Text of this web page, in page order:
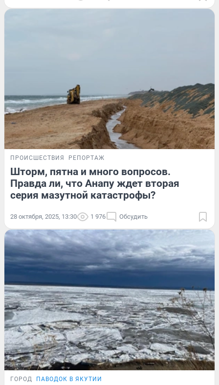
ПРОИСШЕСТВИЯ РЕПОРТАЖ
Шторм, пятна и много вопросов.
Правда ли, что Анапу ждет вторая
серия мазутной катастрофы?
28 октября, 2025, 13:30 1 976 Обсудить
ГОРОД ПАВОДОК В ЯКУТИИ